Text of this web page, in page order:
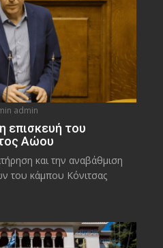
admin
επισκευή του
Αώου
και την αναβάθμιση
του κάμπου Κόνιτσας